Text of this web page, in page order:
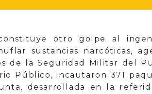
otro golpe al
sustancias narcóticas,
de la Seguridad Militar del
Público, incautaron 371
desarrollada en la